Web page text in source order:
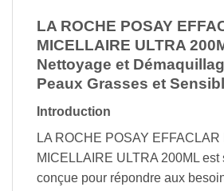
LA ROCHE POSAY
MICELLAIRE ULTRA
Nettoyage et
Peaux Grasses et
Introduction
LA ROCHE POSAY EFFACLAR
MICELLAIRE ULTRA 200ML
conçue pour répondre aux